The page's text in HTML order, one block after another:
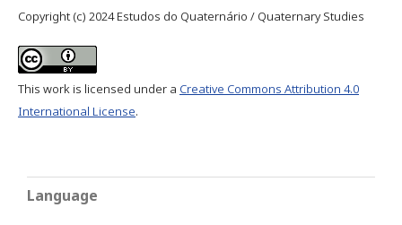
Copyright (c) 2024 Estudos do Quaternário / Quaternary Studies
This work is licensed under a Creative Commons Attribution 4.0
International License.
Language